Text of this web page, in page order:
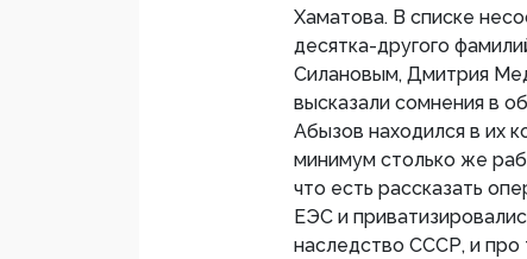
Хаматова. В списке
десятка-другого
Силановым, Дмитрия
высказали сомнения в
Абызов находился в их
минимум столько же
что есть рассказать
ЕЭС и
наследство СССР, и про